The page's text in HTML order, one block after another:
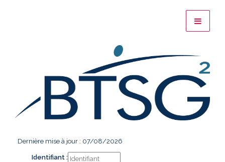
Dernière mise à jour : 07/08/2026
Identifiant :